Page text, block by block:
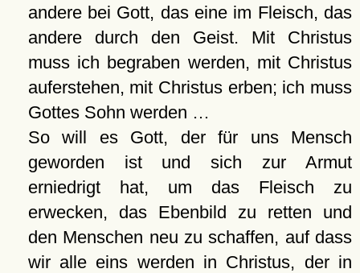
andere bei Gott, das eine im Fleisch, das
andere durch den Geist. Mit Christus
muss ich begraben werden, mit Christus
auferstehen, mit Christus erben; ich muss
Gottes Sohn werden …
So will es Gott, der für uns Mensch
geworden ist und sich zur Armut
erniedrigt hat, um das Fleisch zu
erwecken, das Ebenbild zu retten und
den Menschen neu zu schaffen, auf dass
wir alle eins werden in Christus, der in